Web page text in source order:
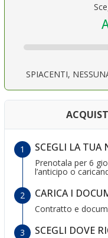
SPIACENTI,
SCEGLI LA TUA
Prenotala per 6
l’anticipo o
CARICA I
Contratto e
SCEGLI DOVE